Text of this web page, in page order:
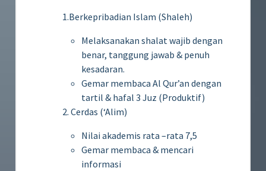
1.Berkepribadian Islam (Shaleh)
Melaksanakan shalat wajib dengan
benar, tanggung jawab & penuh
kesadaran.
Gemar membaca Al Qur’an dengan
tartil & hafal 3 Juz (Produktif)
2. Cerdas (‘Alim)
Nilai akademis rata –rata 7,5
Gemar membaca & mencari
informasi